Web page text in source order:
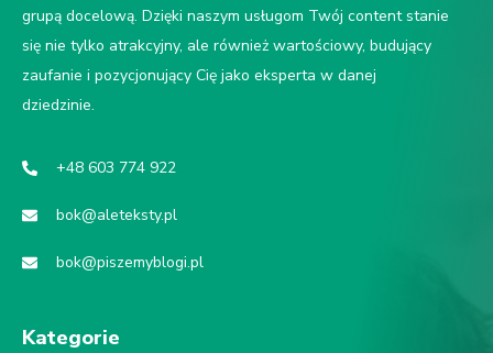
grupą docelową. Dzięki naszym usługom Twój content stanie
się nie tylko atrakcyjny, ale również wartościowy, budujący
zaufanie i pozycjonujący Cię jako eksperta w danej
dziedzinie.
+48 603 774 922
bok@aleteksty.pl
bok@piszemyblogi.pl
Kategorie